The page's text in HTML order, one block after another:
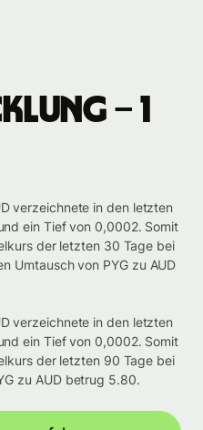
– 1
verzeichnete in den letzten
ein Tief von 0,0002. Somit
der letzten 30 Tage bei
Umtausch von PYG zu AUD
verzeichnete in den letzten
ein Tief von 0,0002. Somit
der letzten 90 Tage bei
zu AUD betrug 5.80.